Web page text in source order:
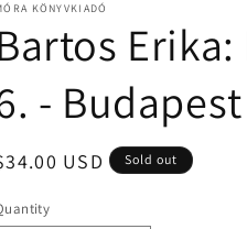
KÖNYVKIADÓ
-
USD Sold out